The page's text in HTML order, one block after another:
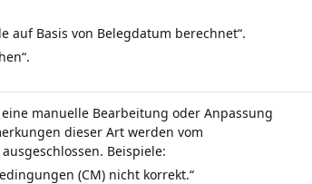
auf Basis von Belegdatum berechnet“.
manuelle Bearbeitung oder Anpassung
dieser Art werden vom
Beispiele:
(CM) nicht korrekt.“